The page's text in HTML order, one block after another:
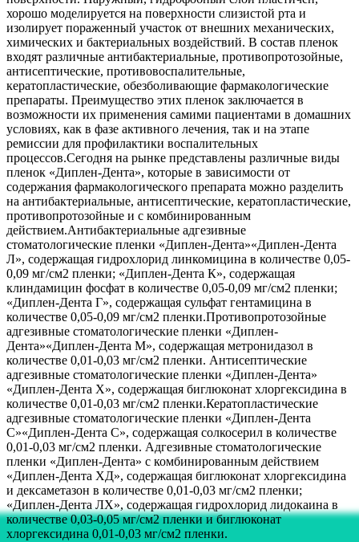
хорошо моделируется на поверхности слизистой рта и
изолирует пораженный участок от внешних механических,
химических и бактериальных воздействий. В состав пленок
входят различные антибактериальные, противопротозойные,
антисептические, противовоспалительные,
кератопластические, обезболивающие фармакологические
препараты. Преимущество этих пленок заключается в
возможности их применения самими пациентами в домашних
условиях, как в фазе активного лечения, так и на этапе
ремиссии для профилактики воспалительных
процессов.Сегодня на рынке представлены различные виды
пленок «Диплен-Дента», которые в зависимости от
содержания фармакологического препарата можно разделить
на антибактериальные, антисептические, кератопластические,
противопротозойные и с комбинированным
действием.Антибактериальные адгезивные
стоматологические пленки «Диплен-Дента»«Диплен-Дента
Л», содержащая гидрохлорид линкомицина в количестве 0,05-
0,09 мг/см2 пленки; «Диплен-Дента К», содержащая
клиндамицин фосфат в количестве 0,05-0,09 мг/см2 пленки;
«Диплен-Дента Г», содержащая сульфат гентамицина в
количестве 0,05-0,09 мг/см2 пленки.Противопротозойные
адгезивные стоматологические пленки «Диплен-
Дента»«Диплен-Дента М», содержащая метронидазол в
количестве 0,01-0,03 мг/см2 пленки. Антисептические
адгезивные стоматологические пленки «Диплен-Дента»
«Диплен-Дента X», содержащая биглюконат хлоргексидина в
количестве 0,01-0,03 мг/см2 пленки.Кератопластические
адгезивные стоматологические пленки «Диплен-Дента
С»«Диплен-Дента С», содержащая солкосерил в количестве
0,01-0,03 мг/см2 пленки. Адгезивные стоматологические
пленки «Диплен-Дента» с комбинированным действием
«Диплен-Дента ХД», содержащая биглюконат хлоргексидина
и дексаметазон в количестве 0,01-0,03 мг/см2 пленки;
«Диплен-Дента ЛХ», содержащая гидрохлорид лидокаина в
количестве 0,03-0,05 мг/см2 пленки и биглюконат
хлоргексидина 0,01-0,03 мг/см2 пленки.